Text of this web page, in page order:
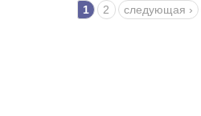
1 2 следующая ›